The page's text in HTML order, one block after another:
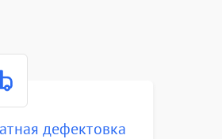
дефектовка